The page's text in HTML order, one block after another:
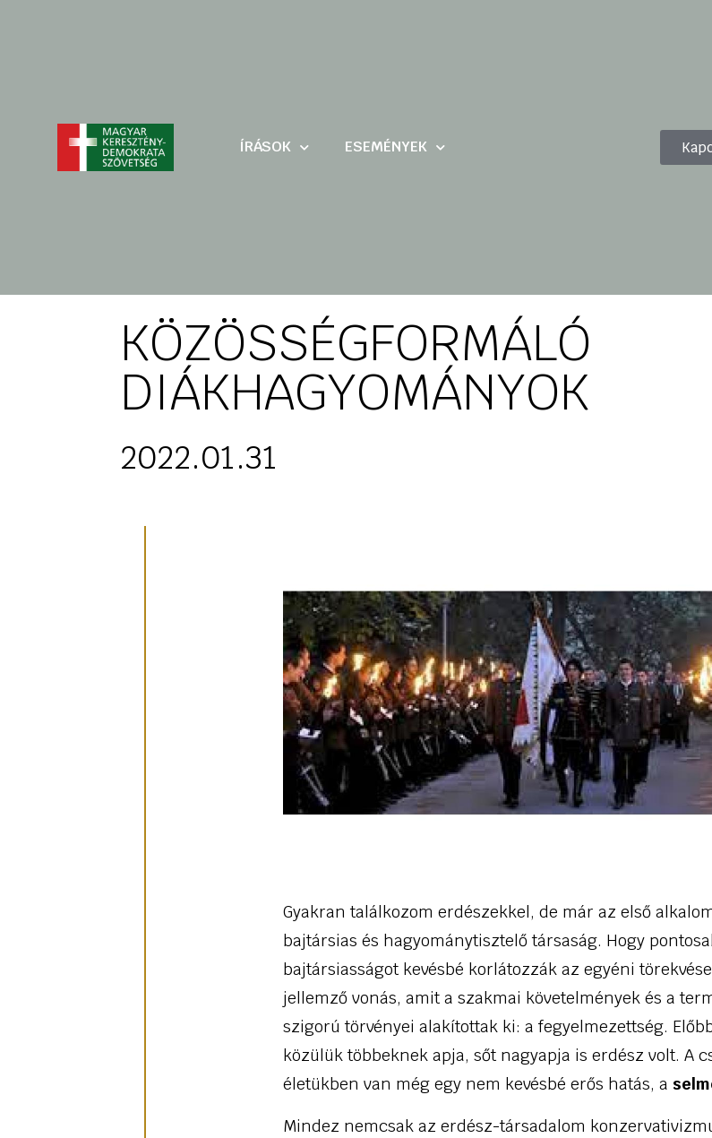
ÍRÁSOK ESEMÉNYEK
KÖZÖSSÉGFORMÁLÓ
DIÁKHAGYOMÁNYOK
2022.01.31
Gyakran találkozom erdészekkel, de már az első
bajtársias és hagyománytisztelő társaság. Hogy
bajtársiasságot kevésbé korlátozzák az egyéni
jellemző vonás, amit a szakmai követelmények és a
szigorú törvényei alakítottak ki: a fegyelmezettség.
közülük többeknek apja, sőt nagyapja is erdész volt. A
életükben van még egy nem kevésbé erős hatás, a
Mindez nemcsak az erdész-társadalom